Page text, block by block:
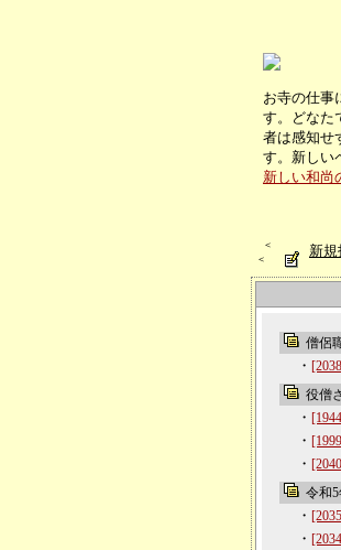
お寺の仕事
す。どなた
者は感知せ
す。新しい
新しい和尚
＜
＜
新
僧侶
・
役僧
・
・
・
令和
・
・